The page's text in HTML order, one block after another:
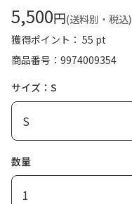
5,500円(送料別・税込)
獲得ポイント： 55 pt
商品番号
9974009354
サイズ：S
数量
1